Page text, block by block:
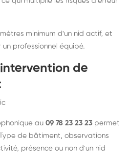
minimum d'un nid actif, et
professionnel équipé.
de
au 09 78 23 23 23 permet
de bâtiment, observations
présence ou non d'un nid